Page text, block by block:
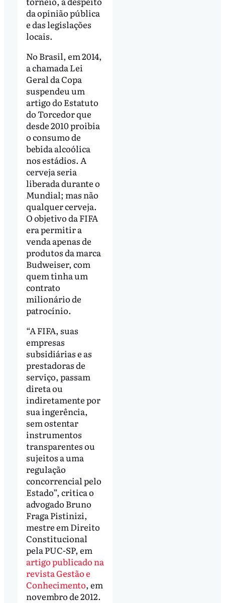
da opinião pública
e das legislações
locais.
No Brasil, em 2014,
a chamada Lei
Geral da Copa
suspendeu um
artigo do Estatuto
do Torcedor que
desde 2010 proibia
o consumo de
bebida alcoólica
nos estádios. A
cerveja seria
liberada durante o
Mundial; mas não
qualquer cerveja.
O objetivo da FIFA
era permitir a
venda apenas de
produtos da marca
Budweiser, com
quem tinha um
contrato
milionário de
patrocínio.
“A FIFA, suas
empresas
subsidiárias e as
prestadoras de
serviço, passam
direta ou
indiretamente por
sua ingerência,
sem ostentar
instrumentos
transparentes ou
sujeitos a uma
regulação
concorrencial pelo
Estado”, critica o
advogado Bruno
Fraga Pistinizi,
mestre em Direito
Constitucional
pela PUC-SP, em
artigo publicado na
revista Gestão e
Conhecimento, em
novembro de 2012.